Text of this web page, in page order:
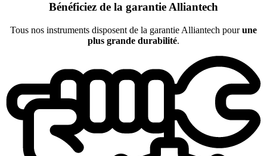
Bénéficiez de la garantie Alliantech
Tous nos instruments disposent de la garantie Alliantech pourune
plus grande durabilité.